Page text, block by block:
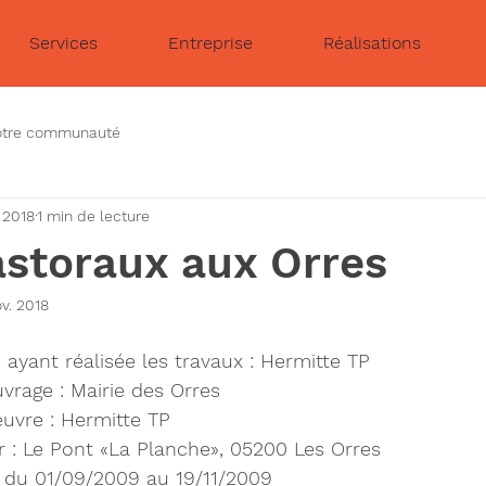
Services Entreprise Réalisations
communauté
aux Orres
1 min de lecture
2018
ayant réalisée les travaux : Hermitte TP
: Mairie des Orres
: Hermitte TP
Le Pont «La Planche», 05200 Les Orres
01/09/2009 au 19/11/2009